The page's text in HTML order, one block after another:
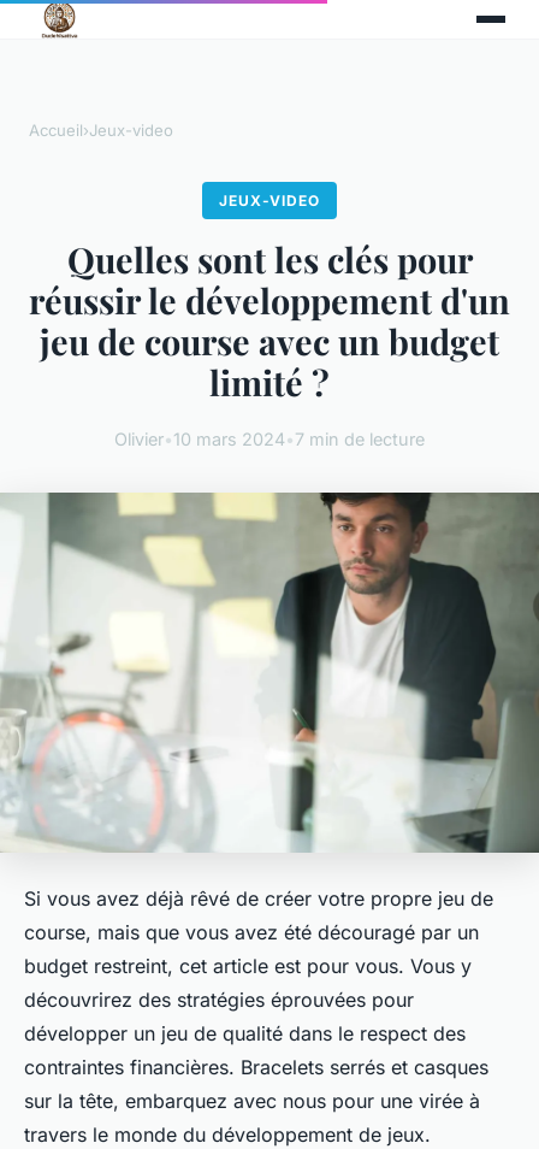
Accueil›Jeux-video
JEUX-VIDEO
Quelles sont les clés pour
réussir le développement d'un
jeu de course avec un budget
limité ?
Olivier•10 mars 2024•7 min de lecture
Si vous avez déjà rêvé de créer votre propre jeu de
course, mais que vous avez été découragé par un
budget restreint, cet article est pour vous. Vous y
découvrirez des stratégies éprouvées pour
développer un jeu de qualité dans le respect des
contraintes financières. Bracelets serrés et casques
sur la tête, embarquez avec nous pour une virée à
travers le monde du développement de jeux.